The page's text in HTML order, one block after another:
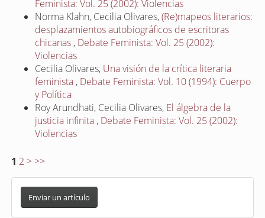
Feminista: Vol. 25 (2002): Violencias
Norma Klahn, Cecilia Olivares,(Re)mapeos literarios:
desplazamientos autobiográficos de escritoras
chicanas , Debate Feminista: Vol. 25 (2002):
Violencias
Cecilia Olivares, Una visión de la crítica literaria
feminista , Debate Feminista: Vol. 10 (1994): Cuerpo
y Política
Roy Arundhati, Cecilia Olivares, El álgebra de la
justicia infinita , Debate Feminista: Vol. 25 (2002):
Violencias
1 2 > >>
E
Enviar un artículo